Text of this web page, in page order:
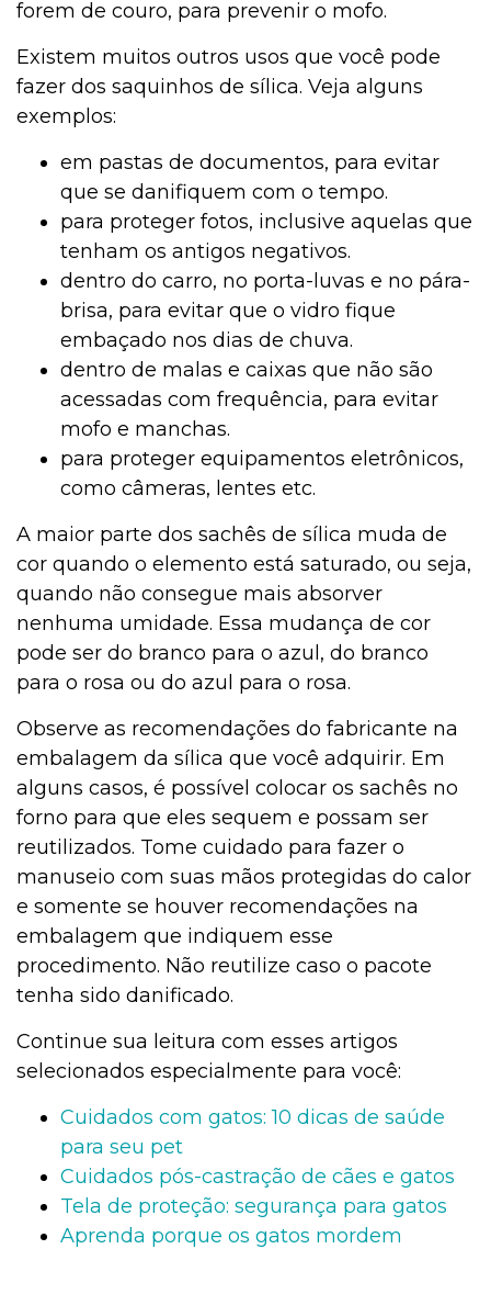
forem de couro, para prevenir o mofo.
Existem muitos outros usos que você pode
fazer dos saquinhos de sílica. Veja alguns
exemplos:
em pastas de documentos, para evitar
que se danifiquem com o tempo.
para proteger fotos, inclusive aquelas que
tenham os antigos negativos.
dentro do carro, no porta-luvas e no pára-
brisa, para evitar que o vidro fique
embaçado nos dias de chuva.
dentro de malas e caixas que não são
acessadas com frequência, para evitar
mofo e manchas.
para proteger equipamentos eletrônicos,
como câmeras, lentes etc.
A maior parte dos sachês de sílica muda de
cor quando o elemento está saturado, ou seja,
quando não consegue mais absorver
nenhuma umidade. Essa mudança de cor
pode ser do branco para o azul, do branco
para o rosa ou do azul para o rosa.
Observe as recomendações do fabricante na
embalagem da sílica que você adquirir. Em
alguns casos, é possível colocar os sachês no
forno para que eles sequem e possam ser
reutilizados. Tome cuidado para fazer o
manuseio com suas mãos protegidas do calor
e somente se houver recomendações na
embalagem que indiquem esse
procedimento. Não reutilize caso o pacote
tenha sido danificado.
Continue sua leitura com esses artigos
selecionados especialmente para você:
Cuidados com gatos: 10 dicas de saúde
para seu pet
Cuidados pós-castração de cães e gatos
Tela de proteção: segurança para gatos
Aprenda porque os gatos mordem